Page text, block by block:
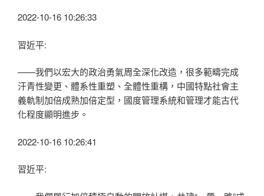
2022-10-16 10:26:33
習近平:
——我們以宏大的政治勇氣周全深化改造，很多範疇完成
汗青性變更、體系性重塑、全體性重構，中國特點社會主
義軌制加倍成熟加倍定型，國度管理系統和管理才能古代
化程度顯明進步。
2022-10-16 10:26:41
習近平: